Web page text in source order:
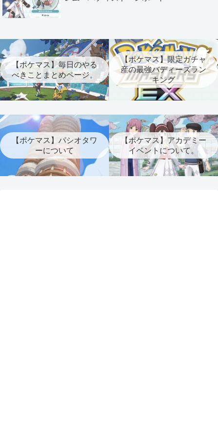
【ポケマス】毎日のやる
べきことまとめページ。
【ポケマス】限定ガチャ
産の最強バディーズラン
キング
【ポケマス】パシオタワ
ーについて
【ポケマス】アカデミー
イベントについて。